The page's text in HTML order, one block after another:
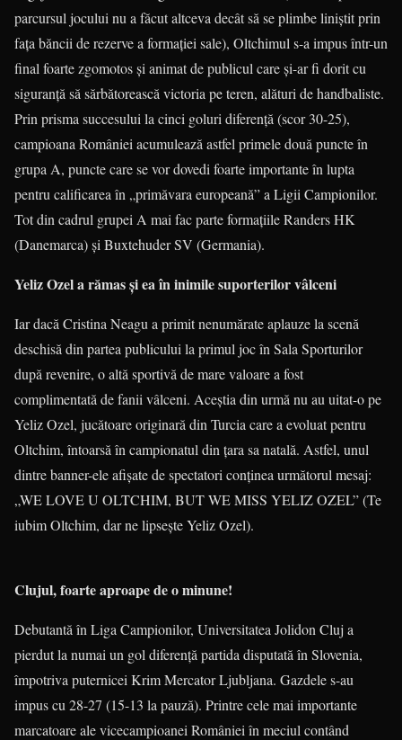
parcursul jocului nu a făcut altceva decât să se plimbe liniştit prin
faţa băncii de rezerve a formaţiei sale), Oltchimul s-a impus într-un
final foarte zgomotos şi animat de publicul care şi-ar fi dorit cu
siguranţă să sărbătorească victoria pe teren, alături de handbaliste.
Prin prisma succesului la cinci goluri diferenţă (scor 30-25),
campioana României acumulează astfel primele două puncte în
grupa A, puncte care se vor dovedi foarte importante în lupta
pentru calificarea în „primăvara europeană” a Ligii Campionilor.
Tot din cadrul grupei A mai fac parte formaţiile Randers HK
(Danemarca) şi Buxtehuder SV (Germania).
Yeliz Ozel a rămas şi ea în inimile suporterilor vâlceni
Iar dacă Cristina Neagu a primit nenumărate aplauze la scenă
deschisă din partea publicului la primul joc în Sala Sporturilor
după revenire, o altă sportivă de mare valoare a fost
complimentată de fanii vâlceni. Aceştia din urmă nu au uitat-o pe
Yeliz Ozel, jucătoare originară din Turcia care a evoluat pentru
Oltchim, întoarsă în campionatul din ţara sa natală. Astfel, unul
dintre banner-ele afişate de spectatori conţinea următorul mesaj:
„WE LOVE U OLTCHIM, BUT WE MISS YELIZ OZEL” (Te
iubim Oltchim, dar ne lipseşte Yeliz Ozel).
Clujul, foarte aproape de o minune!
Debutantă în Liga Campionilor, Universitatea Jolidon Cluj a
pierdut la numai un gol diferenţă partida disputată în Slovenia,
împotriva puternicei Krim Mercator Ljubljana. Gazdele s-au
impus cu 28-27 (15-13 la pauză). Printre cele mai importante
marcatoare ale vicecampioanei României în meciul contând